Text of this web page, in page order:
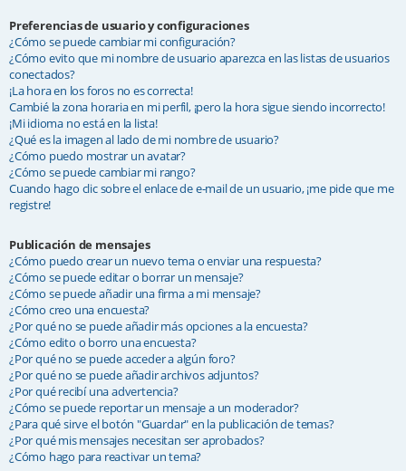
Preferencias de usuario y configuraciones
¿Cómo se puede cambiar mi configuración?
¿Cómo evito que mi nombre de usuario aparezca en las listas de usuarios
conectados?
¡La hora en los foros no es correcta!
Cambié la zona horaria en mi perfil, ¡pero la hora sigue siendo incorrecto!
¡Mi idioma no está en la lista!
¿Qué es la imagen al lado de mi nombre de usuario?
¿Cómo puedo mostrar un avatar?
¿Cómo se puede cambiar mi rango?
Cuando hago clic sobre el enlace de e-mail de un usuario, ¡me pide que me
registre!
Publicación de mensajes
¿Cómo puedo crear un nuevo tema o enviar una respuesta?
¿Cómo se puede editar o borrar un mensaje?
¿Cómo se puede añadir una firma a mi mensaje?
¿Cómo creo una encuesta?
¿Por qué no se puede añadir más opciones a la encuesta?
¿Cómo edito o borro una encuesta?
¿Por qué no se puede acceder a algún foro?
¿Por qué no se puede añadir archivos adjuntos?
¿Por qué recibí una advertencia?
¿Cómo se puede reportar un mensaje a un moderador?
¿Para qué sirve el botón "Guardar" en la publicación de temas?
¿Por qué mis mensajes necesitan ser aprobados?
¿Cómo hago para reactivar un tema?